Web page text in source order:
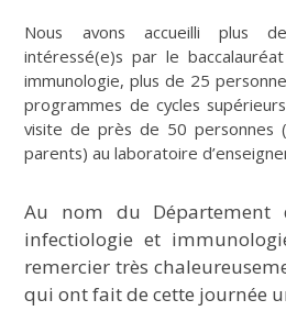
Nous avons accueilli plus
intéressé(e)s par le
immunologie, plus de 25
programmes de cycles
visite de près de 50 personnes
parents) au laboratoire
Au nom du Département
infectiologie et
remercier très
qui ont fait de cette journée